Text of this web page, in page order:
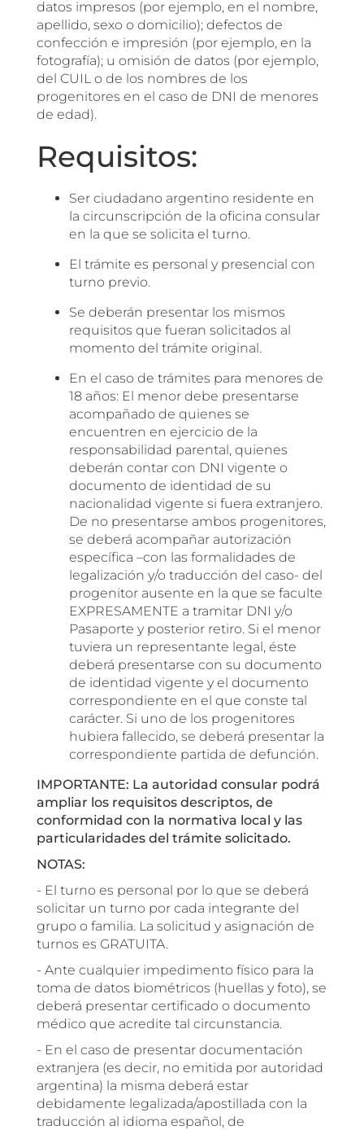
datos impresos (por ejemplo, en el nombre,
apellido, sexo o domicilio); defectos de
confección e impresión (por ejemplo, en la
fotografía); u omisión de datos (por ejemplo,
del CUIL o de los nombres de los
progenitores en el caso de DNI de menores
de edad).
Requisitos:
Ser ciudadano argentino residente en
la circunscripción de la oficina consular
en la que se solicita el turno.
El trámite es personal y presencial con
turno previo.
Se deberán presentar los mismos
requisitos que fueran solicitados al
momento del trámite original.
En el caso de trámites para menores de
18 años: El menor debe presentarse
acompañado de quienes se
encuentren en ejercicio de la
responsabilidad parental, quienes
deberán contar con DNI vigente o
documento de identidad de su
nacionalidad vigente si fuera extranjero.
De no presentarse ambos progenitores,
se deberá acompañar autorización
específica –con las formalidades de
legalización y/o traducción del caso- del
progenitor ausente en la que se faculte
EXPRESAMENTE a tramitar DNI y/o
Pasaporte y posterior retiro. Si el menor
tuviera un representante legal, éste
deberá presentarse con su documento
de identidad vigente y el documento
correspondiente en el que conste tal
carácter. Si uno de los progenitores
hubiera fallecido, se deberá presentar la
correspondiente partida de defunción.
IMPORTANTE: La autoridad consular podrá
ampliar los requisitos descriptos, de
conformidad con la normativa local y las
particularidades del trámite solicitado.
NOTAS:
- El turno es personal por lo que se deberá
solicitar un turno por cada integrante del
grupo o familia. La solicitud y asignación de
turnos es GRATUITA.
- Ante cualquier impedimento físico para la
toma de datos biométricos (huellas y foto), se
deberá presentar certificado o documento
médico que acredite tal circunstancia.
- En el caso de presentar documentación
extranjera (es decir, no emitida por autoridad
argentina) la misma deberá estar
debidamente legalizada/apostillada con la
traducción al idioma español, de